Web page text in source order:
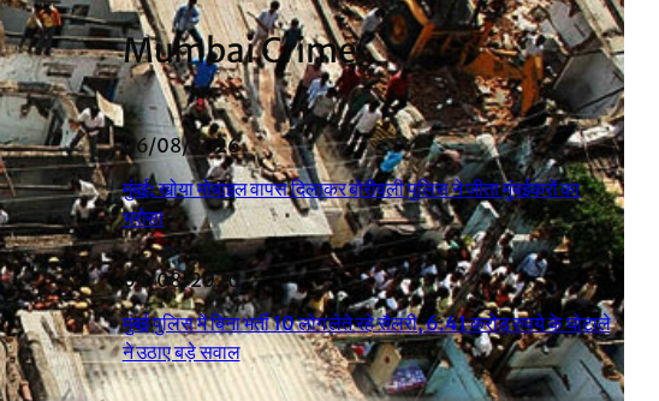
Mumbai Crime
06/08/2026
मुंबई: खोया मोबाइल वापस दिलाकर बोरीवली पुलिस ने जीता मुंबईकरों का
भरोसा
04/08/2026
मुंबई पुलिस में बिना भर्ती 10 लोग लेते रहे सैलरी, 6.41 करोड़ रुपये के घोटाले
ने उठाए बड़े सवाल